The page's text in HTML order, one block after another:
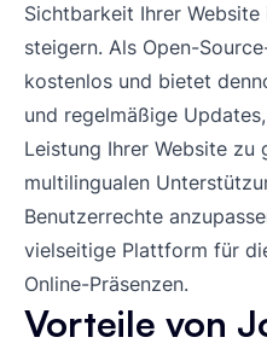
Sichtbarkeit Ihrer
steigern. Als Open-
kostenlos und bietet
und regelmäßige
Leistung Ihrer Website zu
multilingualen
Benutzerrechte
vielseitige Plattform für
Online-Präsenzen.
Vorteile von